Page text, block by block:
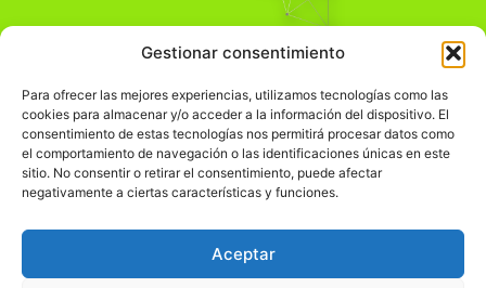
Gestionar consentimiento
Para ofrecer las mejores experiencias, utilizamos tecnologías como las
cookies para almacenar y/o acceder a la información del dispositivo. El
consentimiento de estas tecnologías nos permitirá procesar datos como
el comportamiento de navegación o las identificaciones únicas en este
sitio. No consentir o retirar el consentimiento, puede afectar
negativamente a ciertas características y funciones.
Aceptar
Pensamiento Crítico
Comprender el mundo para transformarlo.
Información Legal
჻Política de privacidad
Política de cookies